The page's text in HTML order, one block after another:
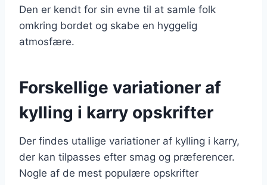
Den er kendt for sin evne til at samle folk
omkring bordet og skabe en hyggelig
atmosfære.
Forskellige variationer af
kylling i karry opskrifter
Der findes utallige variationer af kylling i karry,
der kan tilpasses efter smag og præferencer.
Nogle af de mest populære opskrifter